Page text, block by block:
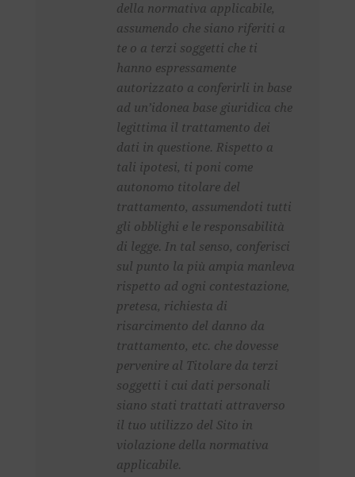
della normativa applicabile,
assumendo che siano riferiti a
te o a terzi soggetti che ti
hanno espressamente
autorizzato a conferirli in base
ad un’idonea base giuridica che
legittima il trattamento dei
dati in questione. Rispetto a
tali ipotesi, ti poni come
autonomo titolare del
trattamento, assumendoti tutti
gli obblighi e le responsabilità
di legge. In tal senso, conferisci
sul punto la più ampia manleva
rispetto ad ogni contestazione,
pretesa, richiesta di
risarcimento del danno da
trattamento, etc. che dovesse
pervenire al Titolare da terzi
soggetti i cui dati personali
siano stati trattati attraverso
il tuo utilizzo del Sito in
violazione della normativa
applicabile.